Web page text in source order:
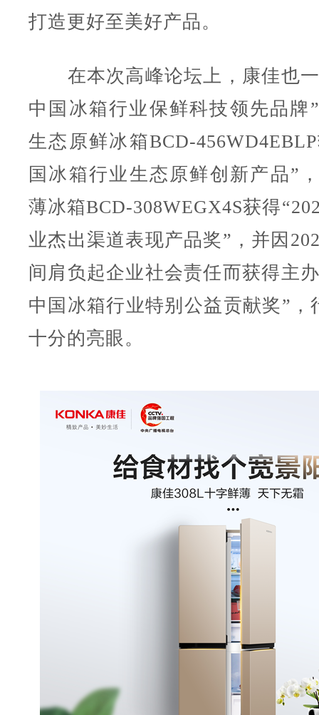
打造更好至美好产品。
在本次高峰论坛上，康佳也一
中国冰箱行业保鲜科技领先品牌
生态原鲜冰箱BCD-
国冰箱行业生态原鲜创新产品”
薄冰箱BCD-308WEGX4S获得
业杰出渠道表现产品奖”，并因
间肩负起企业社会责任而获得主
中国冰箱行业特别公益贡献奖”，
十分的亮眼。